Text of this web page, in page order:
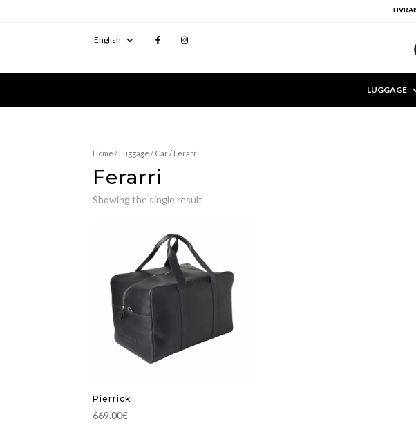
English
LUGGAGE
Home / Luggage / Car/ Ferarri
Ferarri
Showing the single result
Pierrick
669.00€